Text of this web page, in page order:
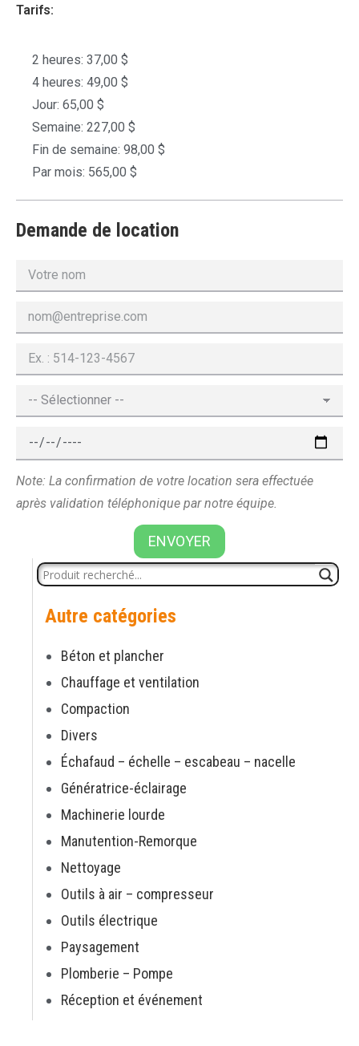
Tarifs:
2 heures: 37,00 $
4 heures: 49,00 $
Jour: 65,00 $
Semaine: 227,00 $
Fin de semaine: 98,00 $
Par mois: 565,00 $
Demande de location
Note: La confirmation de votre location sera effectuée
après validation téléphonique par notre équipe.
ENVOYER
Autre catégories
Béton et plancher
Chauffage et ventilation
Compaction
Divers
Échafaud – échelle – escabeau – nacelle
Génératrice-éclairage
Machinerie lourde
Manutention-Remorque
Nettoyage
Outils à air – compresseur
Outils électrique
Paysagement
Plomberie – Pompe
Réception et événement